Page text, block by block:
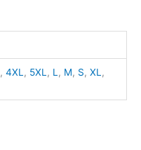
,4XL, 5XL, L, M, S,XL,